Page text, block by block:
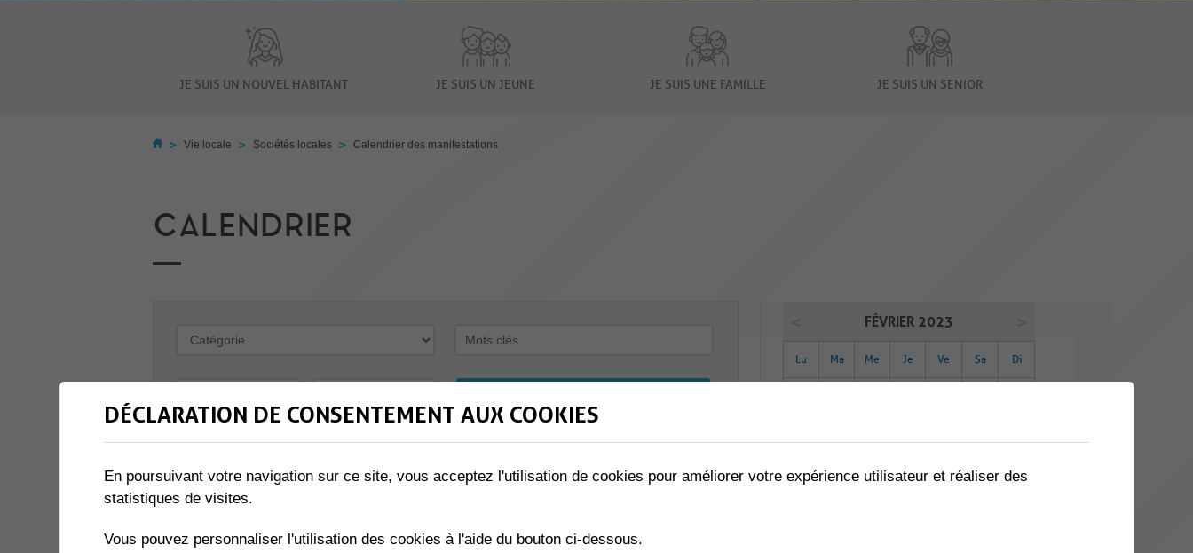
JE SUIS UN NOUVEL HABITANT JE SUIS UN JEUNE JE SUIS UNE FAMILLE JE SUIS UN SENIOR
> Vie locale > Sociétés locales > Calendrier des manifestations
CALENDRIER
24
MAR.
THÉÂTRE DU ROVRA
Salle des Perraires Vendredi 24 Mars 2023, 20h30
FÉVRIER 2023
Lu Ma Me Je Ve Sa Di
13 14 15 16 17 18 19
DÉCLARATION DE CONSENTEMENT AUX COOKIES
En poursuivant votre navigation sur ce site, vous acceptez l'utilisation de cookies pour améliorer votre expérience utilisateur et réaliser des
statistiques de visites.
Vous pouvez personnaliser l'utilisation des cookies à l'aide du bouton ci-dessous.